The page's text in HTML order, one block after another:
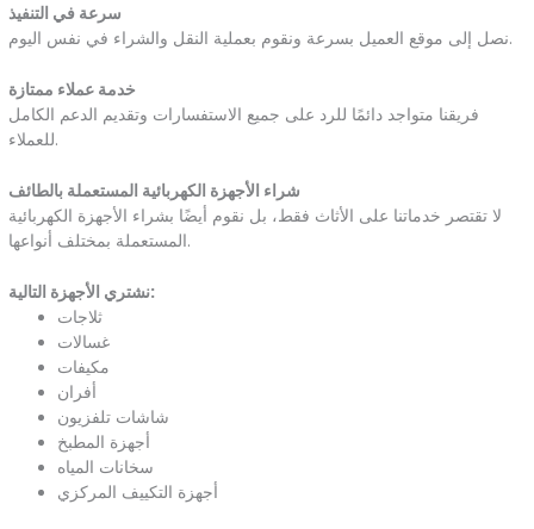
سرعة في التنفيذ
نصل إلى موقع العميل بسرعة ونقوم بعملية النقل والشراء في نفس اليوم.
خدمة عملاء ممتازة
فريقنا متواجد دائمًا للرد على جميع الاستفسارات وتقديم الدعم الكامل
للعملاء.
شراء الأجهزة الكهربائية المستعملة بالطائف
لا تقتصر خدماتنا على الأثاث فقط، بل نقوم أيضًا بشراء الأجهزة الكهربائية
المستعملة بمختلف أنواعها.
نشتري الأجهزة التالية:
ثلاجات
غسالات
مكيفات
أفران
شاشات تلفزيون
أجهزة المطبخ
سخانات المياه
أجهزة التكييف المركزي